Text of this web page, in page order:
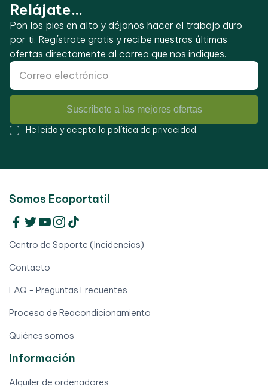
Relájate...
Pon los pies en alto y déjanos hacer el trabajo duro
por ti. Regístrate gratis y recibe nuestras últimas
ofertas directamente al correo que nos indiques.
Suscríbete a las mejores ofertas
He leído y acepto la política de privacidad.
Somos Ecoportatil
Centro de Soporte (Incidencias)
Contacto
FAQ - Preguntas Frecuentes
Proceso de Reacondicionamiento
Quiénes somos
Información
Alquiler de ordenadores